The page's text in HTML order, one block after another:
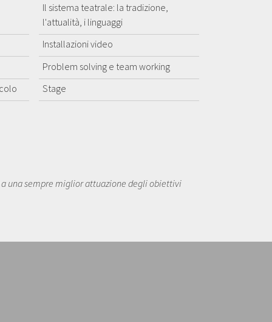
Il sistema teatrale: la tradizione,
l'attualità, i linguaggi
Installazioni video
Problem solving e team working
Stage
una sempre miglior attuazione degli obiettivi